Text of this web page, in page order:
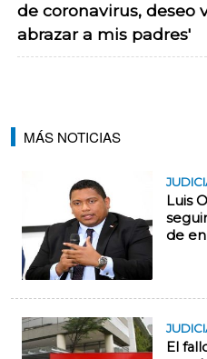
de coronavirus, deseo
abrazar a mis padres'
MÁS NOTICIAS
Luis
de
El